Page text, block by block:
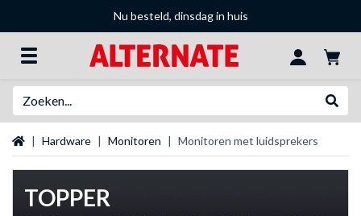
Nu besteld, dinsdag in huis
Startpagina
Hardware Monitoren Monitoren met luidsprekers
TOPPER